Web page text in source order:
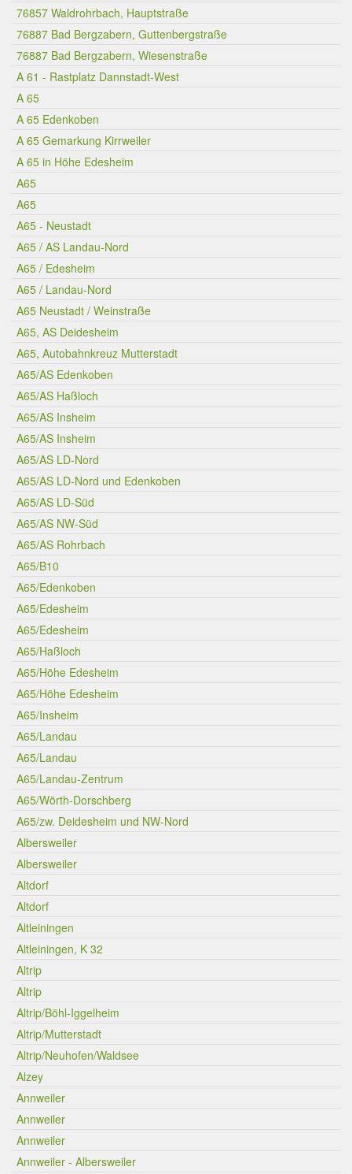
76857 Waldrohrbach, Hauptstraße
76887 Bad Bergzabern, Guttenbergstraße
76887 Bad Bergzabern, Wiesenstraße
A 61 - Rastplatz Dannstadt-West
A 65
A 65 Edenkoben
A 65 Gemarkung Kirrweiler
A 65 in Höhe Edesheim
A65
A65
A65 - Neustadt
A65 / AS Landau-Nord
A65 / Edesheim
A65 / Landau-Nord
A65 Neustadt / Weinstraße
A65, AS Deidesheim
A65, Autobahnkreuz Mutterstadt
A65/AS Edenkoben
A65/AS Haßloch
A65/AS Insheim
A65/AS Insheim
A65/AS LD-Nord
A65/AS LD-Nord und Edenkoben
A65/AS LD-Süd
A65/AS NW-Süd
A65/AS Rohrbach
A65/B10
A65/Edenkoben
A65/Edesheim
A65/Edesheim
A65/Haßloch
A65/Höhe Edesheim
A65/Höhe Edesheim
A65/Insheim
A65/Landau
A65/Landau
A65/Landau-Zentrum
A65/Wörth-Dorschberg
A65/zw. Deidesheim und NW-Nord
Albersweiler
Albersweiler
Altdorf
Altdorf
Altleiningen
Altleiningen, K 32
Altrip
Altrip
Altrip/Böhl-Iggelheim
Altrip/Mutterstadt
Altrip/Neuhofen/Waldsee
Alzey
Annweiler
Annweiler
Annweiler
Annweiler - Albersweiler